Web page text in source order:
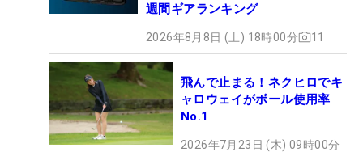
週間ギアランキング
2026年8月8日 (土) 18時00分 11
飛んで止まる！ネクヒロでキ
ャロウェイがボール使用率
No.1
2026年7月23日 (木) 09時00分